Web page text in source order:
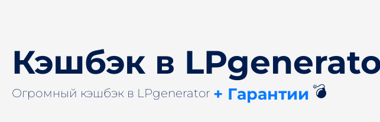
Кэшбэк в
Огромный кэшбэк в LPgenerator + Гарантии 💣